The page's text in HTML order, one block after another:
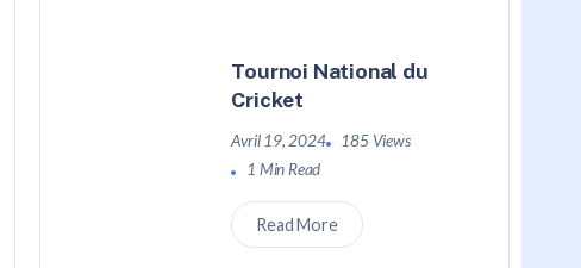
Tournoi National du
Cricket
Avril 19, 2024
185 Views
1 Min Read
Read More